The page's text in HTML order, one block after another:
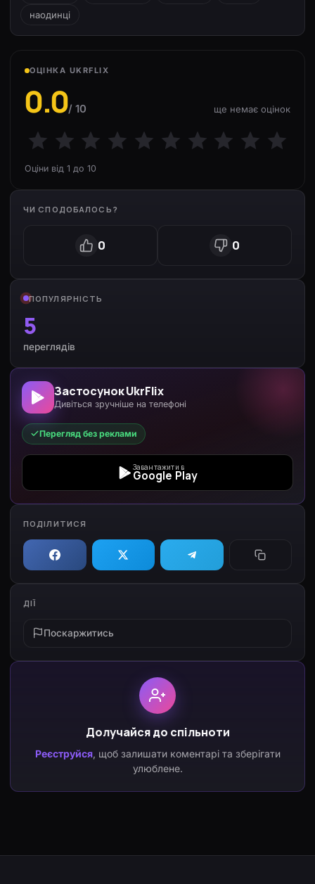
наодинці
ОЦІНКА UKRFLIX
0.0/ 10 ще немає оцінок
Оціни від 1 до 10
ЧИ СПОДОБАЛОСЬ?
0 0
ПОПУЛЯРНІСТЬ
5
переглядів
Застосунок UkrFlix
Дивіться зручніше на телефоні
Перегляд без реклами
Завантажити в
Google Play
ПОДІЛИТИСЯ
ДІЇ
Поскаржитись
Долучайся до спільноти
Реєструйся, щоб залишати коментарі та зберігати
улюблене.